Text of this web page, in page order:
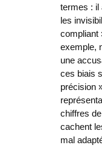
termes : il
les
compliant
exemple,
une
ces biais
précision
chiffres
cachent
mal